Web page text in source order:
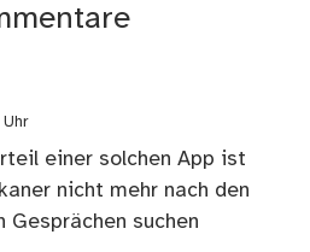
Uhr
einer solchen App ist
nicht mehr nach den
suchen